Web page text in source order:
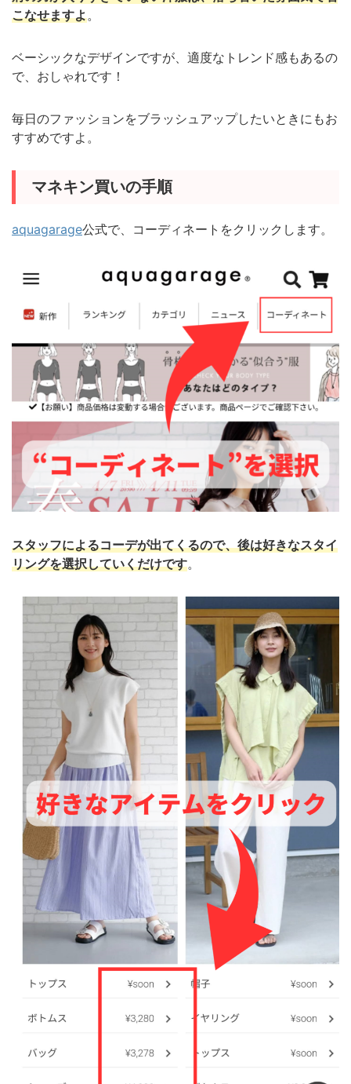
こなせますよ。
ベーシックなデザインですが、適度なトレンド感もあるの
で、おしゃれです！
毎日のファッションをブラッシュアップしたいときにもお
すすめですよ。
マネキン買いの手順
aquagarage公式で、コーディネートをクリックします。
スタッフによるコーデが出てくるので、後は好きなスタイ
リングを選択していくだけです。